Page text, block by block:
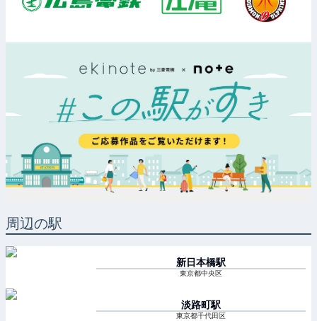
周辺の駅
新日本橋駅
東京都中央区
淡路町駅
東京都千代田区